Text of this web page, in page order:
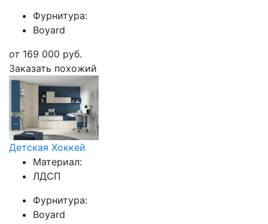
Фурнитура:
Boyard
от 169 000 руб.
Заказать похожий
Детская Хоккей
Материал:
ЛДСП
Фурнитура:
Boyard